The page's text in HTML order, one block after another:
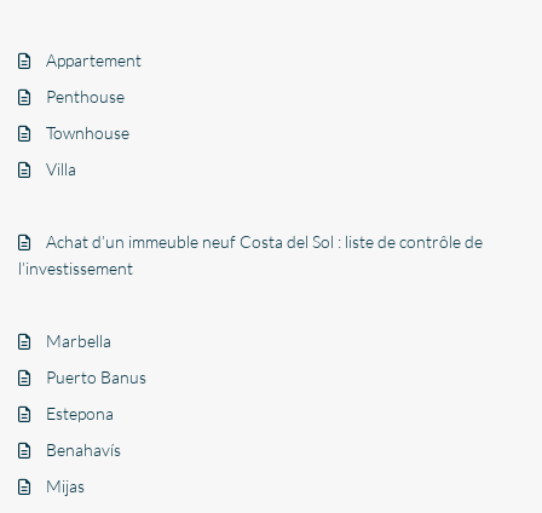
Appartement
Penthouse
Townhouse
Villa
Achat d’un immeuble neuf Costa del Sol : liste de contrôle de
l’investissement
Marbella
Puerto Banus
Estepona
Benahavís
Mijas